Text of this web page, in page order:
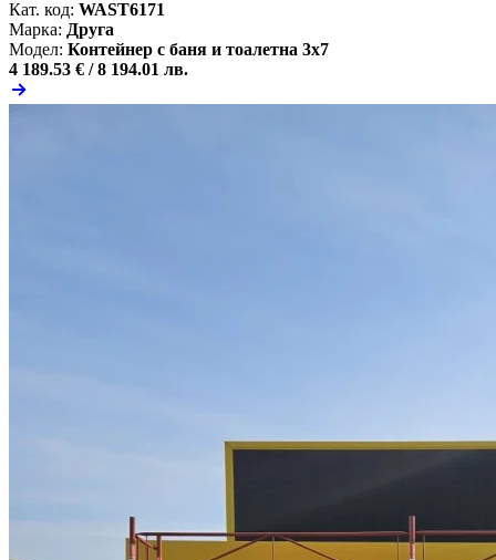
Кат. код: WAST6171
Марка: Друга
Модел: Контейнер с баня и тоалетна 3x7
4 189.53 € / 8 194.01 лв.